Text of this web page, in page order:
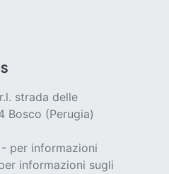
strada delle
Bosco (Perugia)
- per informazioni
informazioni sugli